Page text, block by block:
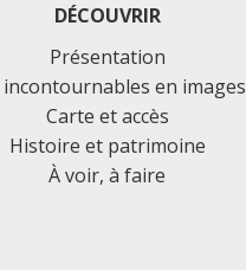
DÉCOUVRIR
Présentation
incontournables en images
Carte et accès
Histoire et patrimoine
À voir, à faire